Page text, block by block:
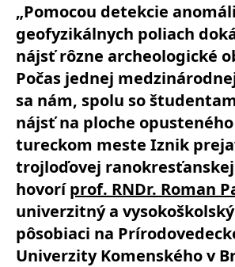
„Pomocou detekcie
geofyzikálnych poliach
nájsť rôzne archeologické
Počas jednej
sa nám, spolu so
nájsť na ploche
tureckom meste Iznik
trojloďovej
hovoríprof. RNDr. Roman
univerzitný a
pôsobiaci na
Univerzity Komenského v